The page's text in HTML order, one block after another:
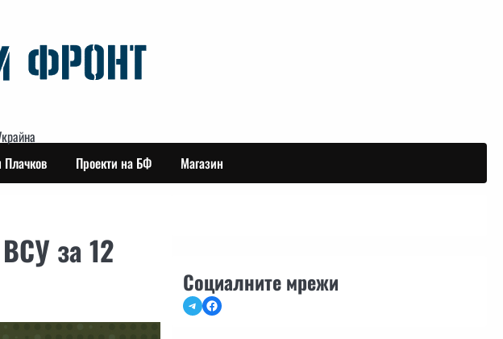
Плачков Проекти на БФ Магазин
за 12
Социалните мрежи
TelegramFacebook